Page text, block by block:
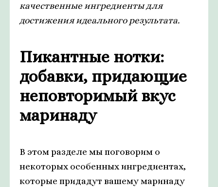
качественные ингредиенты для
достижения идеального результата.
Пикантные нотки:
добавки, придающие
неповторимый вкус
маринаду
В этом разделе мы поговорим о
некоторых особенных ингредиентах,
которые придадут вашему маринаду